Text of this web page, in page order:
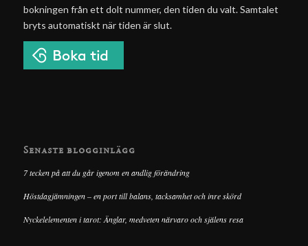
bokningen från ett dolt nummer, den tiden du valt. Samtalet
bryts automatiskt när tiden är slut.
Senaste blogginlägg
7 tecken på att du går igenom en andlig förändring
Höstdagjämningen – en port till balans, tacksamhet och inre skörd
Nyckelelementen i tarot: Änglar, medveten närvaro och själens resa